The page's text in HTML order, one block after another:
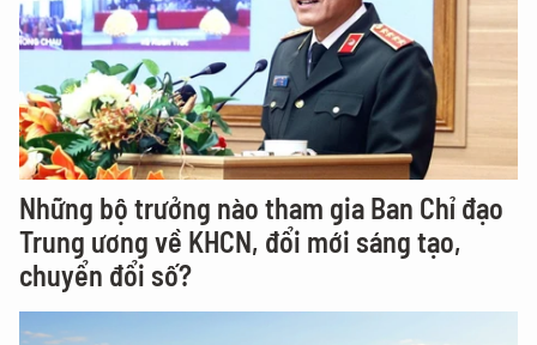
Những bộ trưởng nào tham gia Ban Chỉ đạo
Trung ương về KHCN, đổi mới sáng tạo,
chuyển đổi số?